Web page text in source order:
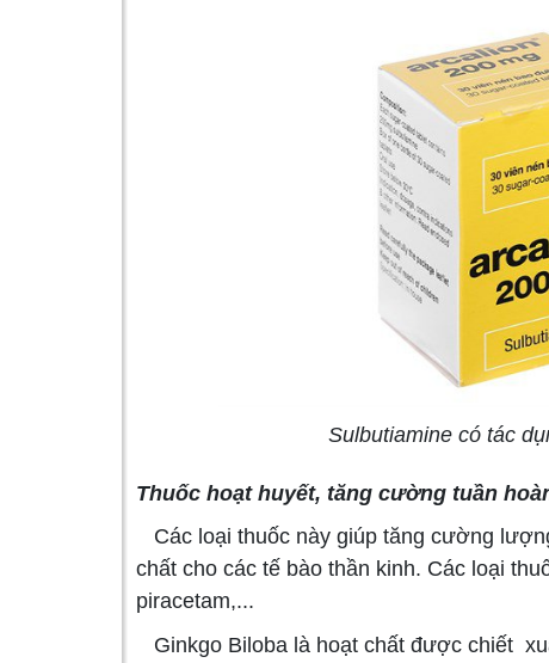
Sulbutiamine có tác
Thuốc hoạt huyết, tăng cường tuần
Các loại thuốc này giúp tăng cường
chất cho các tế bào thần kinh. Các loại
piracetam,...
Ginkgo Biloba là hoạt chất được chiết